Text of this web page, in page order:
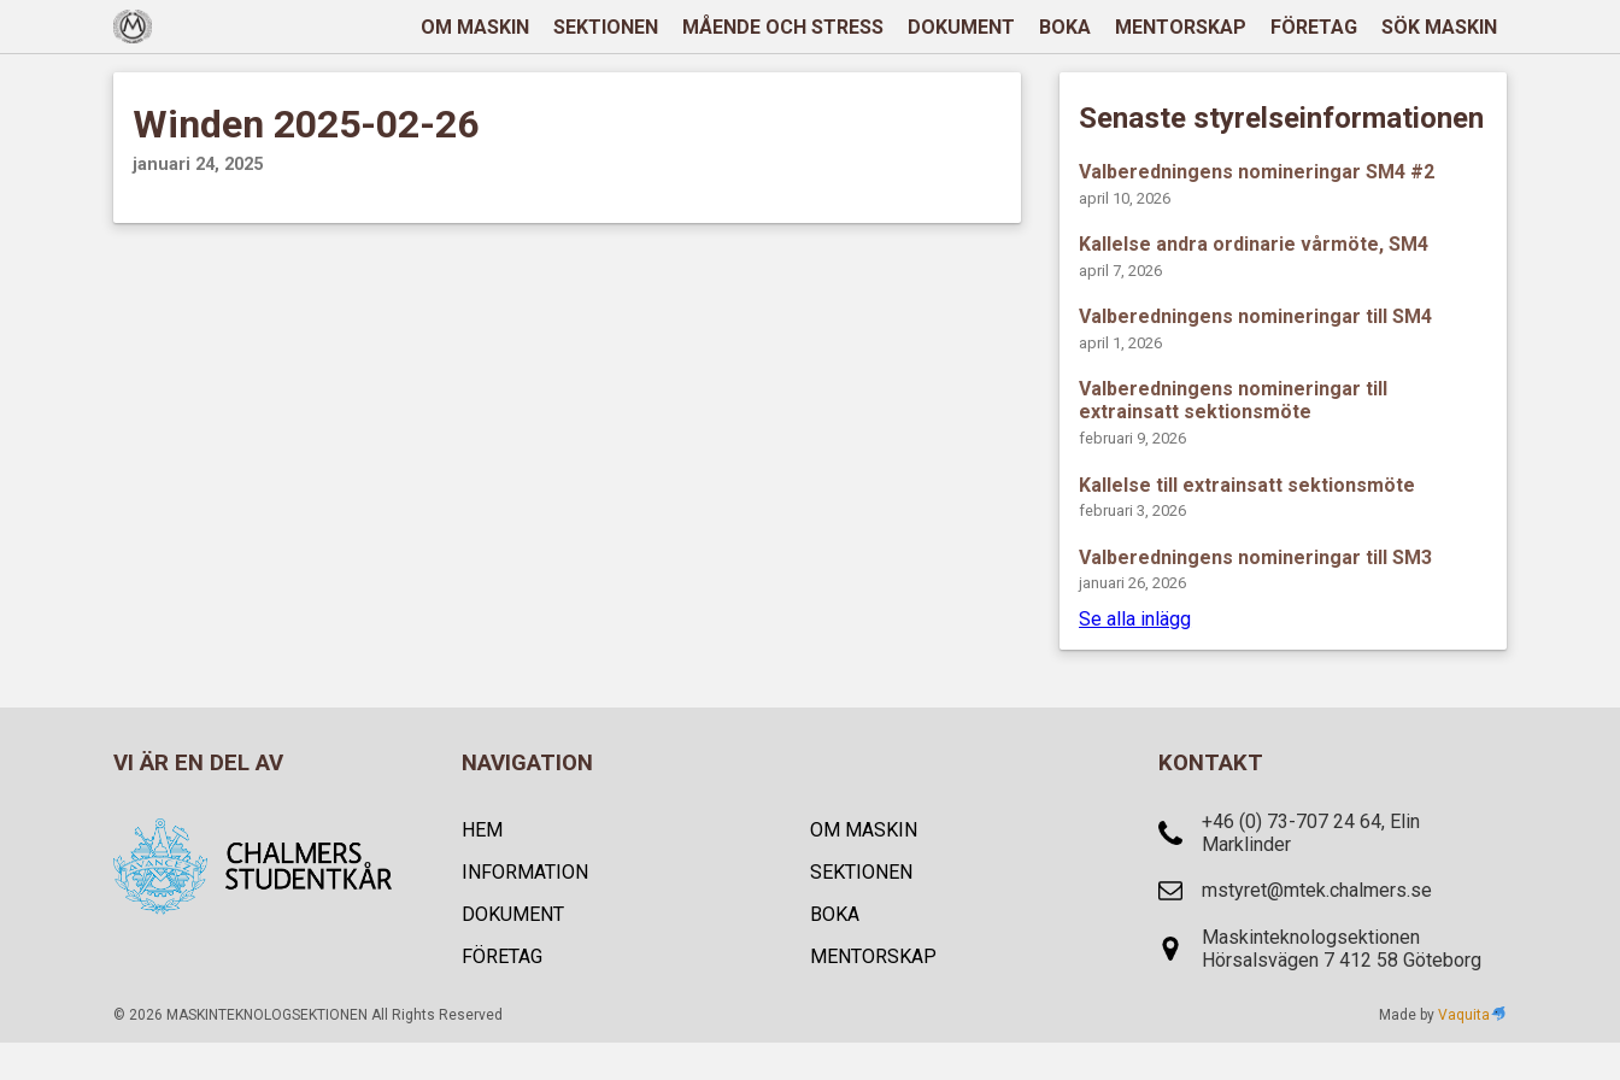
OM MASKIN SEKTIONEN MÅENDE OCH STRESS DOKUMENT BOKA MENTORSKAP FÖRETAG SÖK MASKIN
Winden 2025-02-26
januari 24, 2025
Senaste styrelseinformationen
Valberedningens nomineringar SM4 #2
april 10, 2026
Kallelse andra ordinarie vårmöte, SM4
april 7, 2026
Valberedningens nomineringar till SM4
april 1, 2026
Valberedningens nomineringar till
extrainsatt sektionsmöte
februari 9, 2026
Kallelse till extrainsatt sektionsmöte
februari 3, 2026
Valberedningens nomineringar till SM3
januari 26, 2026
Se alla inlägg
VI ÄR EN DEL AV NAVIGATION
HEM
OM MASKIN
INFORMATION
SEKTIONEN
DOKUMENT
BOKA
FÖRETAG
MENTORSKAP
KONTAKT
+46 (0) 73-707 24 64, Elin
Marklinder
mstyret@mtek.chalmers.se
Maskinteknologsektionen
Hörsalsvägen 7 412 58 Göteborg
© 2026 MASKINTEKNOLOGSEKTIONEN All Rights Reserved Made byVaquita